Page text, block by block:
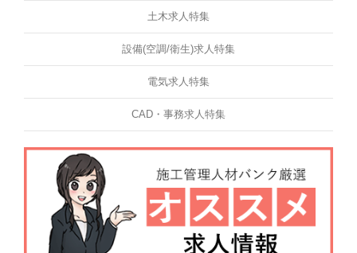
土木求人特集
設備(空調/衛生)求人特集
電気求人特集
CAD・事務求人特集